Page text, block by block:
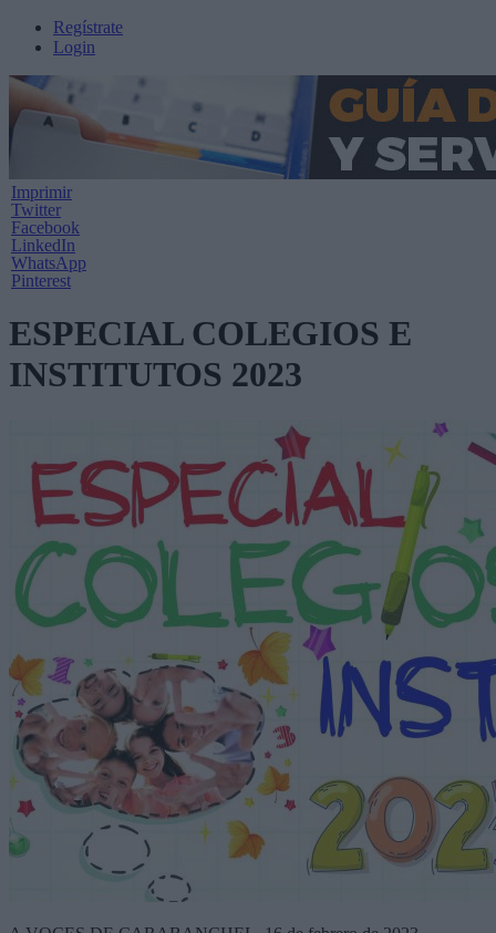
Regístrate
Login
Imprimir
Twitter
Facebook
LinkedIn
WhatsApp
Pinterest
ESPECIAL COLEGIOS E
INSTITUTOS 2023